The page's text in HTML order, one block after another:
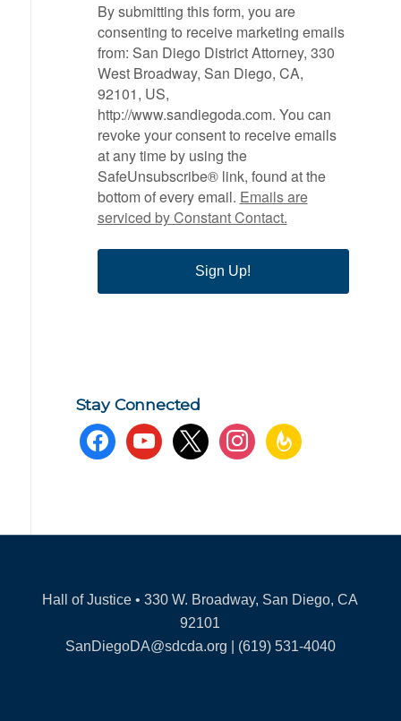
By submitting this form, you are
consenting to receive marketing emails
from: San Diego District Attorney, 330
West Broadway, San Diego, CA,
92101, US,
http://www.sandiegoda.com. You can
revoke your consent to receive emails
at any time by using the
SafeUnsubscribe® link, found at the
bottom of every email. Emails are
serviced by Constant Contact.
Sign Up!
Stay Connected
facebookyoutube x instagramfeedburner
Hall of Justice • 330 W. Broadway, San Diego, CA
92101
SanDiegoDA@sdcda.org | (619) 531-4040